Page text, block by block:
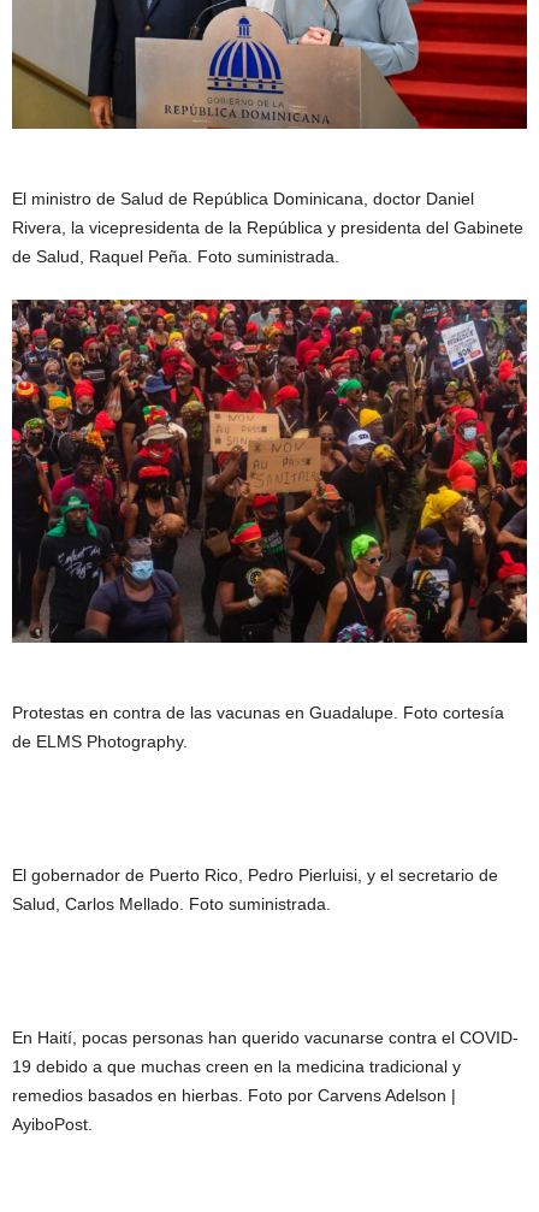
El ministro de Salud de República Dominicana, doctor Daniel
Rivera, la vicepresidenta de la República y presidenta del Gabinete
de Salud, Raquel Peña. Foto suministrada.
Protestas en contra de las vacunas en Guadalupe. Foto cortesía
de ELMS Photography.
El gobernador de Puerto Rico, Pedro Pierluisi, y el secretario de
Salud, Carlos Mellado. Foto suministrada.
En Haití, pocas personas han querido vacunarse contra el COVID-
19 debido a que muchas creen en la medicina tradicional y
remedios basados en hierbas. Foto por Carvens Adelson |
AyiboPost.